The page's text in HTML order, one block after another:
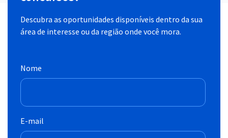
Descubra as oportunidades disponíveis dentro da sua
área de interesse ou da região onde você mora.
Nome
E-mail